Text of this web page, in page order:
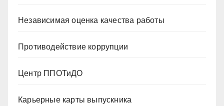
Независимая оценка качества работы
Противодействие коррупции
Центр ППОТиДО
Карьерные карты выпускника